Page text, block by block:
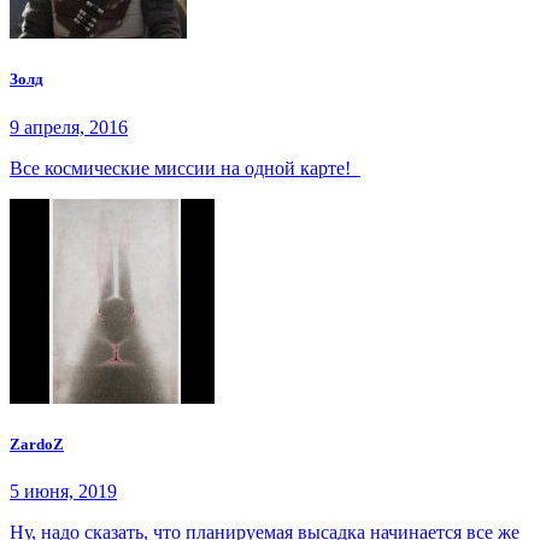
Золд
9 апреля, 2016
Все космические миссии на одной карте!
ZardoZ
5 июня, 2019
Ну, надо сказать, что планируемая высадка начинается все же